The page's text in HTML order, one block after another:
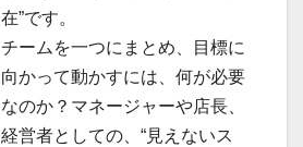
在”です。
チームを一つにまとめ、目標に
向かって動かすには、何が必要
なのか？マネージャーや店長、
経営者としての、“見えないス